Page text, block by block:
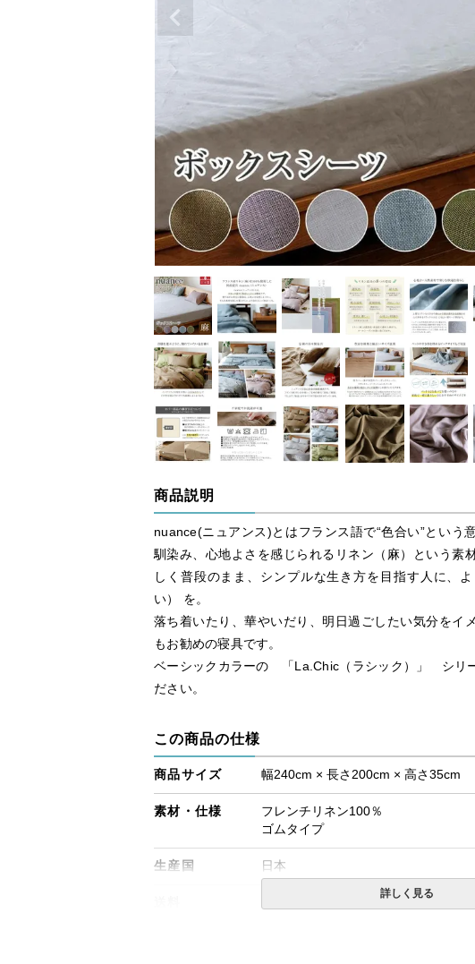
商品説明
nuance(ニュアンス)とはフランス語で“色合い”という
馴染み、心地よさを感じられるリネン（麻）という素
しく普段のまま、シンプルな生き方を目指す人に、
い） を。
落ち着いたり、華やいだり、明日過ごしたい気分をイ
もお勧めの寝具です。
ベーシックカラーの 「La.Chic（ラシック）」 シリ
ださい。
この商品の仕様
商品サイズ 幅240cm × 長さ200cm × 高さ35cm
素材・仕様
フレンチリネン100％
ゴムタイプ
生産国 日本
詳しく見る